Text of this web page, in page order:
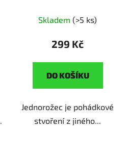
světa fantazie
Skladem (>5 ks)
299 Kč
DO KOŠÍKU
Jednorožec je pohádkové
stvoření z jiného...